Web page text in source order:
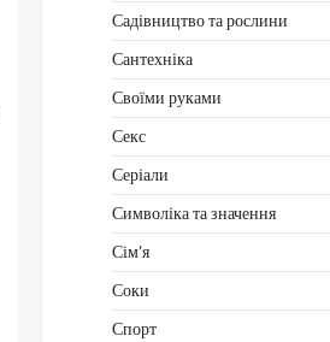
Садівництво та рослини
Сантехніка
Своїми руками
Секс
Серіали
Символіка та значення
Сім’я
Соки
Спорт